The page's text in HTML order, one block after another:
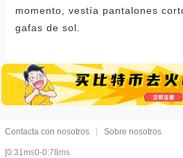
momento, vestía pantalones
gafas de sol.
Contacta con nosotros Sobre nosotros
[0:31ms0-0:78ms